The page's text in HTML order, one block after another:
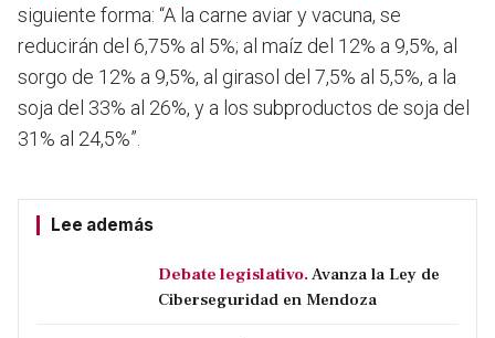
siguiente forma: “A la carne aviar y vacuna, se
reducirán del 6,75% al 5%; al maíz del 12% a 9,5%, al
sorgo de 12% a 9,5%, al girasol del 7,5% al 5,5%, a la
soja del 33% al 26%, y a los subproductos de soja del
31% al 24,5%”.
Lee además
Debate legislativo.Avanza la Ley de
Ciberseguridad en Mendoza